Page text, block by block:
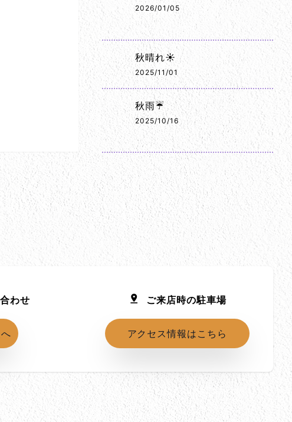
2026/01/05
秋晴れ☀️
2025/11/01
秋雨☔
2025/10/16
わせ ご来店時の駐車場
アクセス情報はこちら